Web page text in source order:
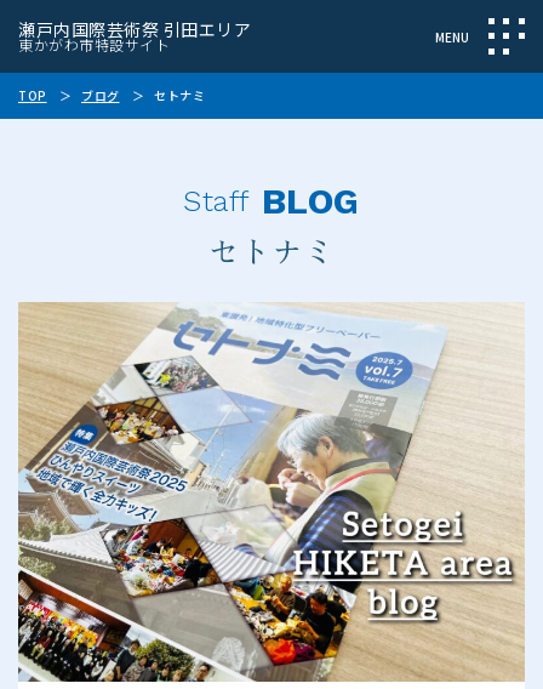
瀬戸内国際芸術祭 引田エリア
東かがわ市特設サイト
TOP ブログ セトナミ
Staff BLOG
セトナミ